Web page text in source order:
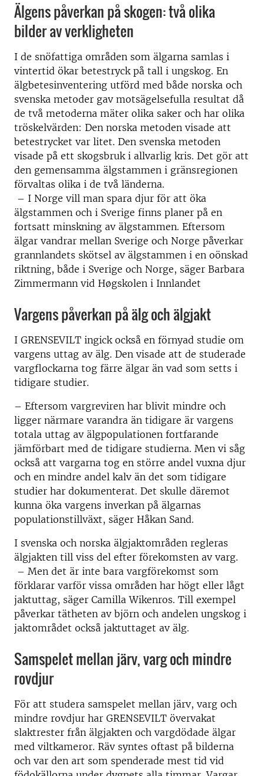
Älgens påverkan på skogen: två olika
bilder av verkligheten
I de snöfattiga områden som älgarna samlas i
vintertid ökar betestryck på tall i ungskog. En
älgbetesinventering utförd med både norska och
svenska metoder gav motsägelsefulla resultat då
de två metoderna mäter olika saker och har olika
tröskelvärden: Den norska metoden visade att
betestrycket var litet. Den svenska metoden
visade på ett skogsbruk i allvarlig kris. Det gör att
den gemensamma älgstammen i gränsregionen
förvaltas olika i de två länderna.
– I Norge vill man spara djur för att öka
älgstammen och i Sverige finns planer på en
fortsatt minskning av älgstammen. Eftersom
älgar vandrar mellan Sverige och Norge påverkar
grannlandets skötsel av älgstammen i en oönskad
riktning, både i Sverige och Norge, säger Barbara
Zimmermann vid Høgskolen i Innlandet
Vargens påverkan på älg och älgjakt
I GRENSEVILT ingick också en förnyad studie om
vargens uttag av älg. Den visade att de studerade
vargflockarna tog färre älgar än vad som setts i
tidigare studier.
– Eftersom vargreviren har blivit mindre och
ligger närmare varandra än tidigare är vargens
totala uttag av älgpopulationen fortfarande
jämförbart med de tidigare studierna. Men vi såg
också att vargarna tog en större andel vuxna djur
och en mindre andel kalv än det som tidigare
studier har dokumenterat. Det skulle däremot
kunna öka vargens inverkan på älgarnas
populationstillväxt, säger Håkan Sand.
I svenska och norska älgjaktområden regleras
älgjakten till viss del efter förekomsten av varg.
– Men det är inte bara vargförekomst som
förklarar varför vissa områden har högt eller lågt
jaktuttag, säger Camilla Wikenros. Till exempel
påverkar tätheten av björn och andelen ungskog i
jaktområdet också jaktuttaget av älg.
Samspelet mellan järv, varg och mindre
rovdjur
För att studera samspelet mellan järv, varg och
mindre rovdjur har GRENSEVILT övervakat
slaktrester från älgjakten och vargdödade älgar
med viltkameror. Räv syntes oftast på bilderna
och var den art som spenderade mest tid vid